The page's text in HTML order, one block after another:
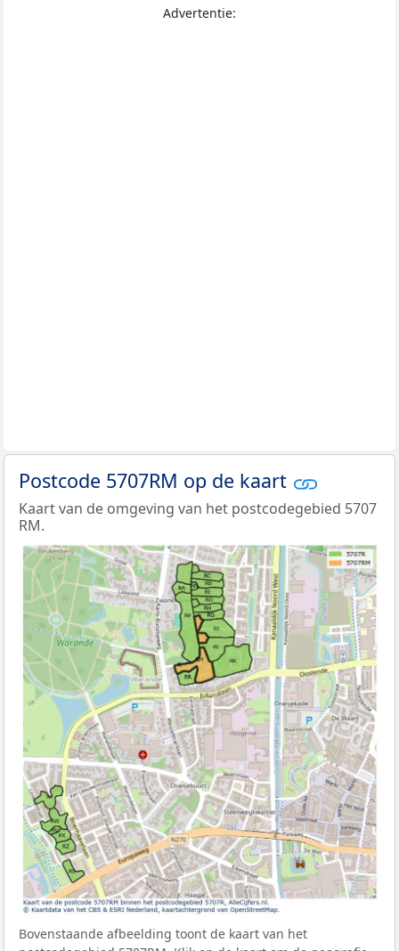
Advertentie:
Postcode 5707RM op de kaart
Kaart van de omgeving van het postcodegebied 5707
RM.
Bovenstaande afbeelding toont de kaart van het